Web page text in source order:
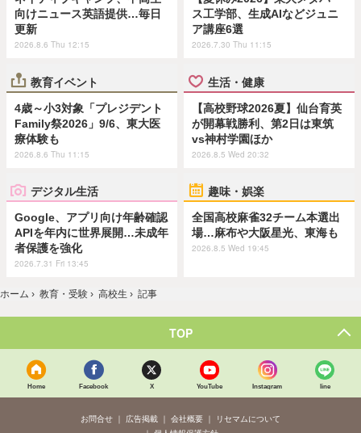
向けニュース英語提供…毎日
更新
2026.8.6 Thu 12:15
ス工学部、生成AIなどジュニ
ア講座6選
2026.7.30 Thu 11:15
教育イベント
4歳～小3対象「プレジデント
Family祭2026」9/6、東大医
療体験も
2026.8.6 Thu 11:15
生活・健康
【高校野球2026夏】仙台育英
が開幕戦勝利、第2日は東筑
vs神村学園ほか
2026.8.5 Wed 20:32
デジタル生活
Google、アプリ向け年齢確認
APIを年内に世界展開…未成年
者保護を強化
2026.7.31 Fri 13:45
趣味・娯楽
全国高校麻雀32チーム本選出
場…麻布や大阪星光、東海も
2026.8.5 Wed 19:45
ホーム › 教育・受験 › 高校生 › 記事
TOP
Home Facebook X YouTube Instagram line
お問合せ 広告掲載 会社概要
リセマムについて